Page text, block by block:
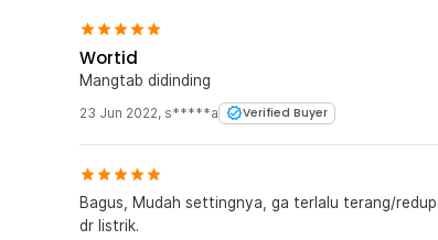
Wortid
Mangtab didinding
23 Jun 2022, s*****a Verified Buyer
Bagus, Mudah settingnya, ga terlalu terang/
dr listrik.